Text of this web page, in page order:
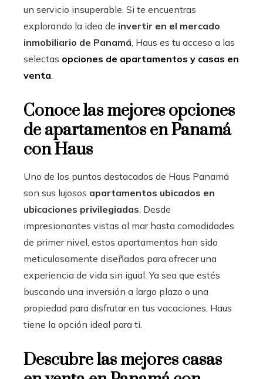
un servicio insuperable. Si te encuentras
explorando la idea de invertir en el mercado
inmobiliario de Panamá , Haus es tu acceso a las
selectas opciones de apartamentos y casas en
venta
Conoce las mejores opciones
de apartamentos en Panamá
con Haus
Uno de los puntos destacados de Haus Panamá
son sus lujosos apartamentos ubicados en
ubicaciones privilegiadas . Desde
impresionantes vistas al mar hasta comodidades
de primer nivel, estos apartamentos han sido
meticulosamente diseñados para ofrecer una
experiencia de vida sin igual. Ya sea que estés
buscando una inversión a largo plazo o una
propiedad para disfrutar en tus vacaciones, Haus
tiene la opción ideal para ti.
Descubre las mejores casas